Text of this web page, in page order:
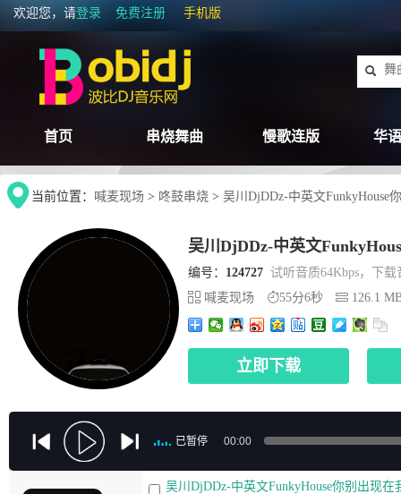
欢迎您，请登录 免费注册 手机版
首页 串烧舞曲 慢歌连版 华
当前位置： 喊麦现场 > 咚鼓串烧 > 吴川DjDDz-中英文FunkyHouse
吴川DjDDz-中英文
编号： 124727 试听音质64Kbps，下载
喊麦现场
55分6秒 126.1
立即下载
已暂停 00:00
吴川DjDDz-中英文FunkyHouse你别出现